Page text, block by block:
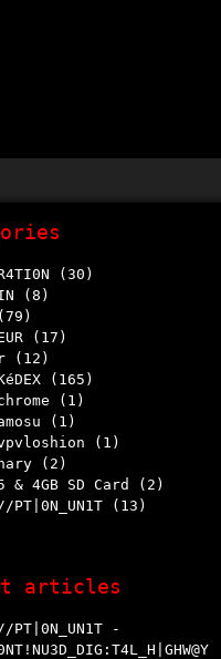
(30)
(8)
(17)
(12)
(165)
(1)
(1)
(1)
(2)
& 4GB SD Card
(2)
PT|0N_UN1T(13)
articles